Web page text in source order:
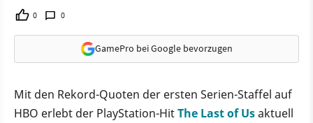
0 0
GamePro bei Google bevorzugen
Mit den Rekord-Quoten der ersten Serien-Staffel auf
HBO erlebt der PlayStation-HitThe Last of Usaktuell